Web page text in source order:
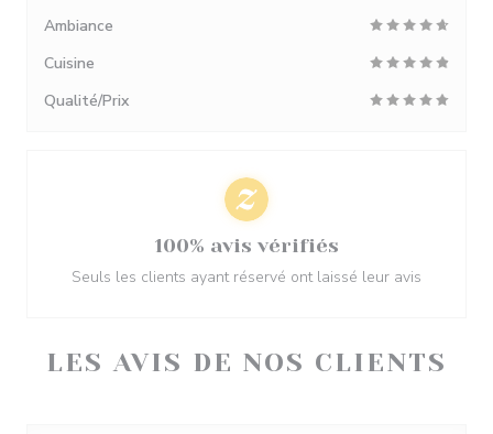
LES AVIS DE NOS CLIENTS
Ambiance
Cuisine
Qualité/Prix
100% avis vérifiés
Seuls les clients ayant réservé ont laissé leur avis